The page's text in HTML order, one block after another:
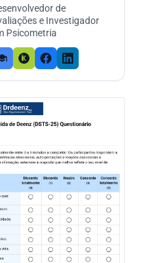
de
e Investigador
Psicometria